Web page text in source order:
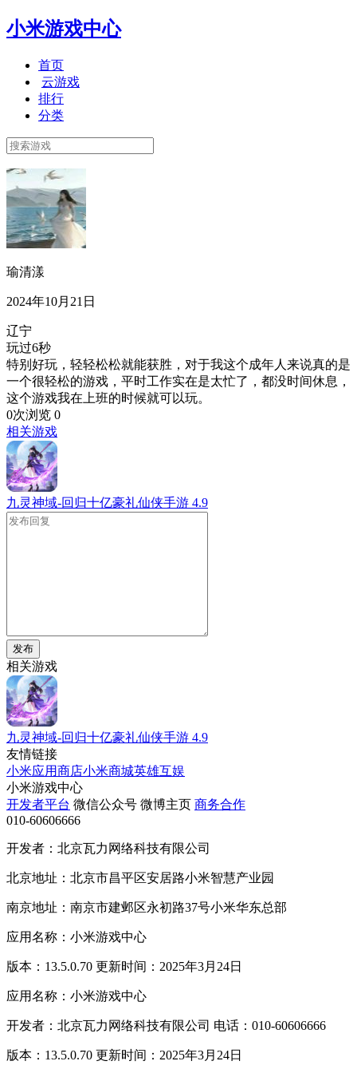
小米游戏中心
首页
云游戏
排行
分类
瑜清漾
2024年10月21日
辽宁
玩过6秒
特别好玩，轻轻松松就能获胜，对于我这个成年人来说真的是
一个很轻松的游戏，平时工作实在是太忙了，都没时间休息，
这个游戏我在上班的时候就可以玩。
0次浏览 0
相关游戏
九灵神域-回归十亿豪礼仙侠手游 4.9
发布
相关游戏
九灵神域-回归十亿豪礼仙侠手游 4.9
友情链接
小米应用商店小米商城英雄互娱
小米游戏中心
开发者平台 微信公众号 微博主页 商务合作
010-60606666
开发者：北京瓦力网络科技有限公司
北京地址：北京市昌平区安居路小米智慧产业园
南京地址：南京市建邺区永初路37号小米华东总部
应用名称：小米游戏中心
版本：13.5.0.70 更新时间：2025年3月24日
应用名称：小米游戏中心
开发者：北京瓦力网络科技有限公司 电话：010-60606666
版本：13.5.0.70 更新时间：2025年3月24日